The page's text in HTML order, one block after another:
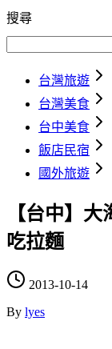
搜尋
台灣旅遊
台灣美食
台中美食
飯店民宿
國外旅遊
【台中】
吃拉麵
2013-10-14
By lyes